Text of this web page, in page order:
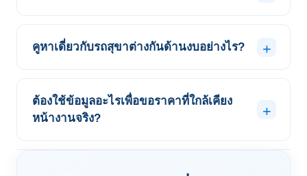
คูหาเดี่ยวกับรถสุขาต่างกันด้านงบอย่างไร?
ต้องใช้ข้อมูลอะไรเพื่อขอราคาที่ใกล้เคียง
หน้างานจริง?